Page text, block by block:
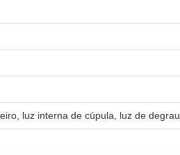
luz interna de cúpula, luz de degrau